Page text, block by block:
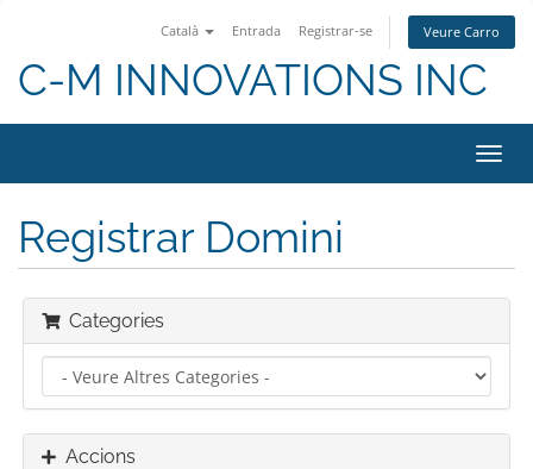
Català Entrada Registrar-se Veure Carro
C-M INNOVATIONS INC
la
Registrar Domini
Categories
Accions